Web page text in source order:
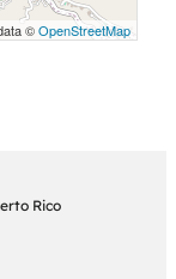
©OpenStreetMap
Rico